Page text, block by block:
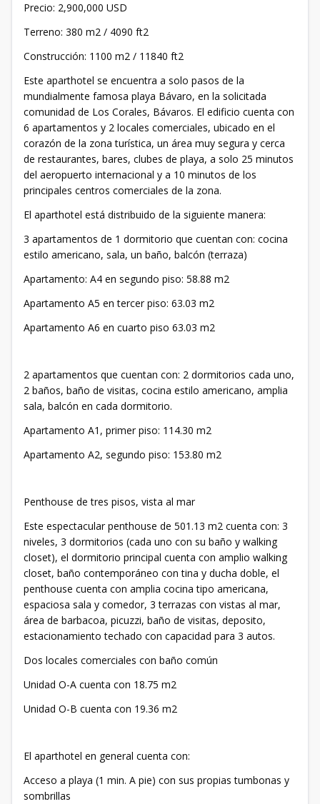
Precio: 2,900,000 USD
Terreno: 380 m2 / 4090 ft2
Construcción: 1100 m2 / 11840 ft2
Este aparthotel se encuentra a solo pasos de la
mundialmente famosa playa Bávaro, en la solicitada
comunidad de Los Corales, Bávaros. El edificio cuenta con
6 apartamentos y 2 locales comerciales, ubicado en el
corazón de la zona turística, un área muy segura y cerca
de restaurantes, bares, clubes de playa, a solo 25 minutos
del aeropuerto internacional y a 10 minutos de los
principales centros comerciales de la zona.
El aparthotel está distribuido de la siguiente manera:
3 apartamentos de 1 dormitorio que cuentan con: cocina
estilo americano, sala, un baño, balcón (terraza)
Apartamento: A4 en segundo piso: 58.88 m2
Apartamento A5 en tercer piso: 63.03 m2
Apartamento A6 en cuarto piso 63.03 m2
2 apartamentos que cuentan con: 2 dormitorios cada uno,
2 baños, baño de visitas, cocina estilo americano, amplia
sala, balcón en cada dormitorio.
Apartamento A1, primer piso: 114.30 m2
Apartamento A2, segundo piso: 153.80 m2
Penthouse de tres pisos, vista al mar
Este espectacular penthouse de 501.13 m2 cuenta con: 3
niveles, 3 dormitorios (cada uno con su baño y walking
closet), el dormitorio principal cuenta con amplio walking
closet, baño contemporáneo con tina y ducha doble, el
penthouse cuenta con amplia cocina tipo americana,
espaciosa sala y comedor, 3 terrazas con vistas al mar,
área de barbacoa, picuzzi, baño de visitas, deposito,
estacionamiento techado con capacidad para 3 autos.
Dos locales comerciales con baño común
Unidad O-A cuenta con 18.75 m2
Unidad O-B cuenta con 19.36 m2
El aparthotel en general cuenta con:
Acceso a playa (1 min. A pie) con sus propias tumbonas y
sombrillas